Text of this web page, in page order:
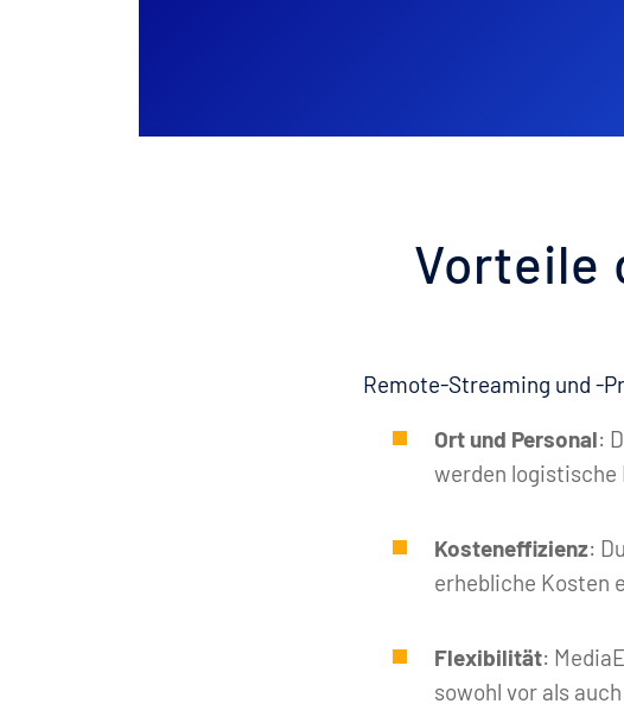
Vorteile
Remote-Streaming und -
Ort und Personal:
werden
Kosteneffizienz:
erhebliche Kosten
Flexibilität:
sowohl vor als